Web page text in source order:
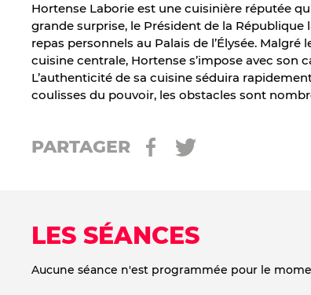
Hortense Laborie est une cuisinière réputée
grande surprise, le Président de la République
repas personnels au Palais de l’Élysée. Malgré
cuisine centrale, Hortense s’impose avec son
L’authenticité de sa cuisine séduira
coulisses du pouvoir, les obstacles sont
PARTAGER
LES SÉANCES
Aucune séance n'est programmée pour le